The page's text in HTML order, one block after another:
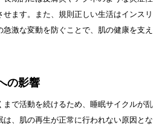
せます。また、規則正しい生活はインスリ
激な変動を防ぐことで、肌の健康を支え
の影響
まで活動を続けるため、睡眠サイクルが乱
、肌の再生が正常に行われない原因とな